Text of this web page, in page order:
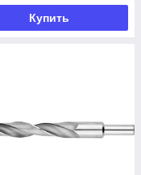
Купить